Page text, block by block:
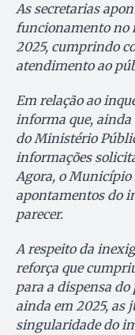
As secretarias
funcionamento no
2025, cumprindo
atendimento ao
Em relação ao
informa que,
do Ministério
informações
Agora, o Município
apontamentos do
parecer.
A respeito da
reforça que
para a dispensa do
ainda em 2025, as
singularidade do